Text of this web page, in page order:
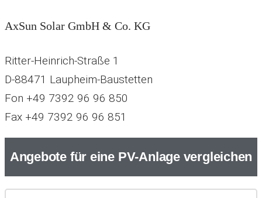
AxSun Solar GmbH & Co. KG
Ritter-Heinrich-Straße 1
D-88471 Laupheim-Baustetten
Fon +49 7392 96 96 850
Fax +49 7392 96 96 851